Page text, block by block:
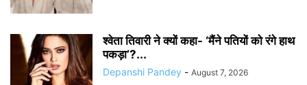
श्वेता तिवारी ने क्यों कहा- ‘मैंने पतियों को रंगे हाथ
पकड़ा’?...
Depanshi Pandey - August 7, 2026